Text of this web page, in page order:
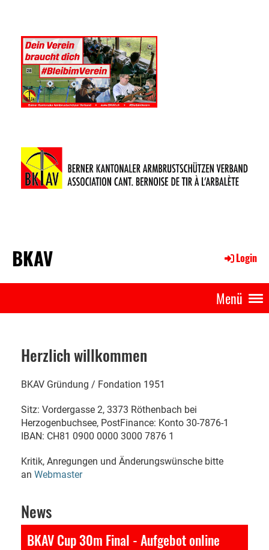
BKAV Login
Menü
Herzlich willkommen
BKAV Gründung / Fondation 1951
Sitz: Vordergasse 2, 3373 Röthenbach bei
Herzogenbuchsee, PostFinance: Konto 30-7876-1
IBAN: CH81 0900 0000 3000 7876 1
Kritik, Anregungen und Änderungswünsche bitte
an Webmaster
News
BKAV Cup 30m Final - Aufgebot online